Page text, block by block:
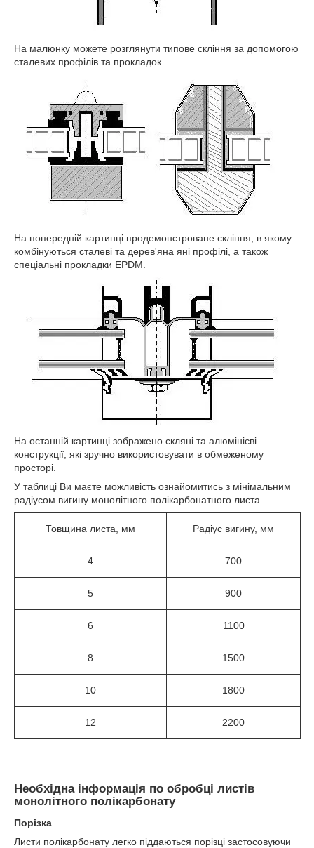
На малюнку можете розглянути типове скління за допомогою
сталевих профілів та прокладок.
На попередній картинці продемонстроване скління, в якому
комбінуються сталеві та дерев'яна яні профілі, а також
спеціальні прокладки EPDM.
На останній картинці зображено скляні та алюмінієві
конструкції, які зручно використовувати в обмеженому
просторі.
У таблиці Ви маєте можливість ознайомитись з мінімальним
радіусом вигину монолітного полікарбонатного листа
Товщина листа, мм Радіус вигину, мм
4 700
5 900
6 1100
8 1500
10 1800
12 2200
Необхідна інформація по обробці листів
монолітного полікарбонату
Порізка
Листи полікарбонату легко піддаються порізці застосовуючи